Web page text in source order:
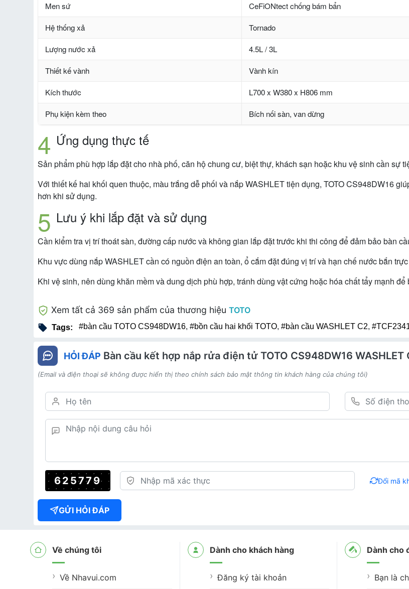
Men sứ CeFiONtect chống bám bẩn
Hệ thống xả Tornado
Lượng nước xả 4.5L / 3L
Thiết kế vành Vành kín
Kích thước L700 x W380 x H806 mm
Phụ kiện kèm theo Bích nối sàn, van dừng
Ứng dụng thực tế
Sản phẩm phù hợp lắp đặt cho nhà phố, căn hộ chung cư, biệt thự, khách sạn hoặc khu vệ sinh cần sự
Với thiết kế hai khối quen thuộc, màu trắng dễ phối và nắp WASHLET tiện dụng, TOTO CS948DW16
hơn khi sử dụng.
Lưu ý khi lắp đặt và sử dụng
Cần kiểm tra vị trí thoát sàn, đường cấp nước và không gian lắp đặt trước khi thi công để đảm bảo bàn
Khu vực dùng nắp WASHLET cần có nguồn điện an toàn, ổ cắm đặt đúng vị trí và hạn chế nước bắn
Khi vệ sinh, nên dùng khăn mềm và dung dịch phù hợp, tránh dùng vật cứng hoặc hóa chất tẩy mạnh
Xem tất cả 369 sản phẩm của thương hiệu TOTO
Tags: #bàn cầu TOTO CS948DW16, #bồn cầu hai khối TOTO, #bàn cầu WASHLET C2,
HỎI ĐÁP Bàn cầu kết hợp nắp rửa điện tử TOTO CS948DW16 WASHLET
(Email và điện thoại sẽ không được hiển thị theo chính sách bảo mật thông tin khách hàng của chúng tôi)
625779 Đổi mã
GỬI HỎI ĐÁP
Về chúng tôi
Về Nhavui.com
Dành cho khách hàng
Đăng ký tài khoản
Dành cho
Bạn là